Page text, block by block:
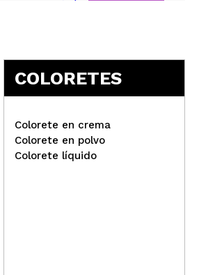
COLORETES
Colorete en crema
Colorete en polvo
Colorete líquido